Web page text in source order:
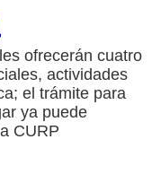
ofrecerán cuatro
actividades
el trámite para
ya puede
CURP